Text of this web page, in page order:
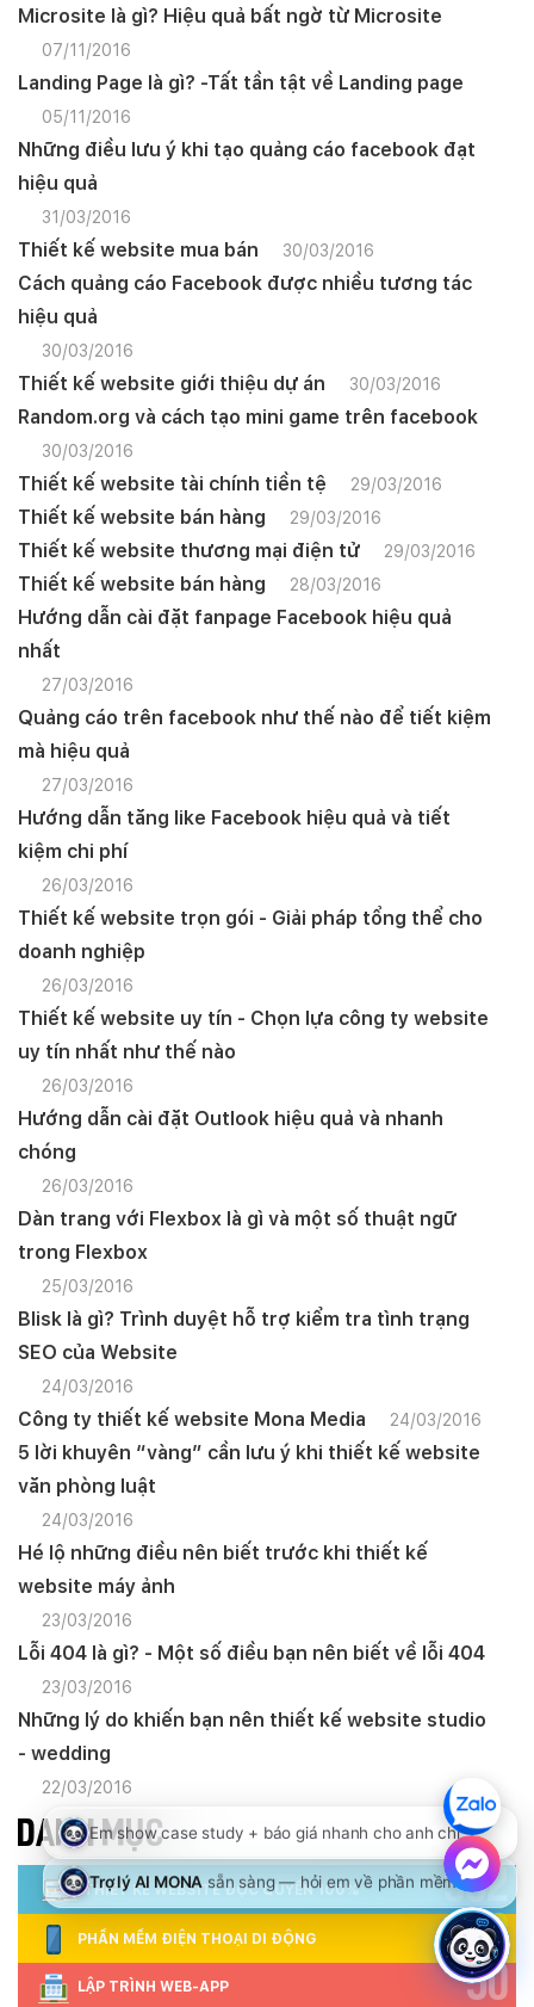
Microsite là gì? Hiệu quả bất ngờ từ Microsite
07/11/2016
Landing Page là gì? -Tất tần tật về Landing page
05/11/2016
Những điều lưu ý khi tạo quảng cáo facebook đạt
hiệu quả
31/03/2016
Thiết kế website mua bán 30/03/2016
Cách quảng cáo Facebook được nhiều tương tác
hiệu quả
30/03/2016
Thiết kế website giới thiệu dự án 30/03/2016
Random.org và cách tạo mini game trên facebook
30/03/2016
Thiết kế website tài chính tiền tệ 29/03/2016
Thiết kế website bán hàng 29/03/2016
Thiết kế website thương mại điện tử 29/03/2016
Thiết kế website bán hàng 28/03/2016
Hướng dẫn cài đặt fanpage Facebook hiệu quả
nhất
27/03/2016
Quảng cáo trên facebook như thế nào để tiết kiệm
mà hiệu quả
27/03/2016
Hướng dẫn tăng like Facebook hiệu quả và tiết
kiệm chi phí
26/03/2016
Thiết kế website trọn gói - Giải pháp tổng thể cho
doanh nghiệp
26/03/2016
Thiết kế website uy tín - Chọn lựa công ty website
uy tín nhất như thế nào
26/03/2016
Hướng dẫn cài đặt Outlook hiệu quả và nhanh
chóng
26/03/2016
Dàn trang với Flexbox là gì và một số thuật ngữ
trong Flexbox
25/03/2016
Blisk là gì? Trình duyệt hỗ trợ kiểm tra tình trạng
SEO của Website
24/03/2016
Công ty thiết kế website Mona Media 24/03/2016
5 lời khuyên “vàng” cần lưu ý khi thiết kế website
văn phòng luật
24/03/2016
Hé lộ những điều nên biết trước khi thiết kế
website máy ảnh
23/03/2016
Lỗi 404 là gì? - Một số điều bạn nên biết về lỗi 404
23/03/2016
Những lý do khiến bạn nên thiết kế website studio
- wedding
22/03/2016
DANH MỤC
THIẾT KẾ WEBSITE ĐỘC QUYỀN 100% 552
PHẦN MỀM ĐIỆN THOẠI DI ĐỘNG 88
LẬP TRÌNH WEB-APP 50